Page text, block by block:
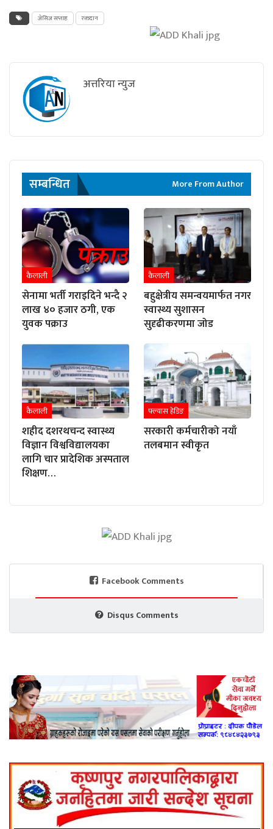
जेसिज सप्ताह रक्तदान
अत्तरिया न्युज
सम्बन्धित More From Author
कैलाली
सेनामा भर्ती गराइदिने भन्दै २
लाख ४० हजार ठगी, एक
युवक पक्राउ
कैलाली
बहुक्षेत्रीय समन्वयमार्फत नगर
स्वास्थ्य सुशासन
सुदृढीकरणमा जोड
कैलाली
शहीद दशरथचन्द स्वास्थ्य
विज्ञान विश्वविद्यालयका
लागि चार प्रादेशिक अस्पताल
शिक्षण…
फ्ल्यास हेडिङ
सरकारी कर्मचारीको नयाँ
तलबमान स्वीकृत
Facebook Comments
Disqus Comments